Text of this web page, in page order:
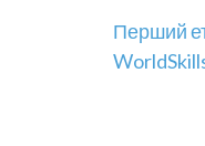
Перший